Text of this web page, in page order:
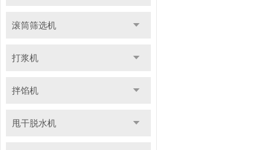
滚筒筛选机
打浆机
拌馅机
甩干脱水机